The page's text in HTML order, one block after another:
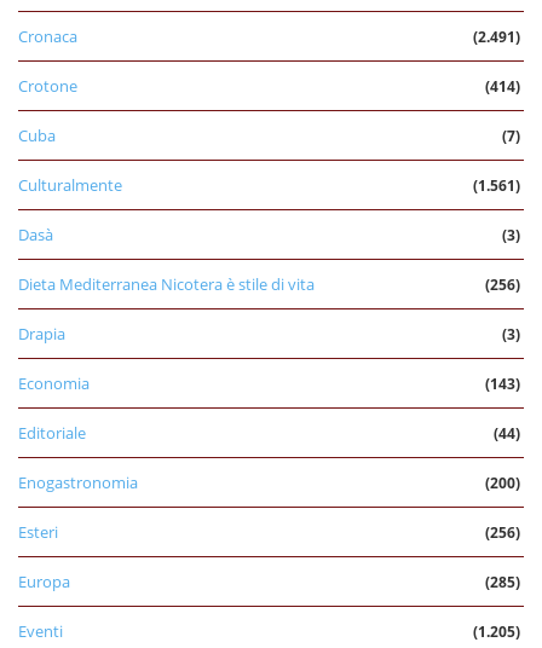
Cronaca (2.491)
Crotone (414)
Cuba (7)
Culturalmente (1.561)
Dasà (3)
Dieta Mediterranea Nicotera è stile di vita (256)
Drapia (3)
Economia (143)
Editoriale (44)
Enogastronomia (200)
Esteri (256)
Europa (285)
Eventi (1.205)